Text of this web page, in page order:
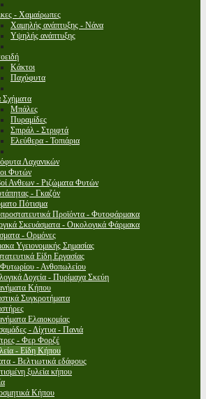
- Χαμαίρωπες
Χαμηλής ανάπτυξης - Νάνα
Υψηλής ανάπτυξης
Κάκτοι
Παχύφυτα
Μπάλες
Πυραμίδες
Σπιράλ - Στριφτά
Ελεύθερα - Τοπιάρια
Λαχανικών
Φυτών
Ανθεων - Ριζώματα Φυτών
- Γκαζόν
Πότισμα
Προϊόντα - Φυτοφάρμακα
Σκευάσματα - Οικολογικά Φάρμακα
- Ορμόνες
Υγειονομικής Σημασίας
Είδη Εργασίας
- Ανθοπωλείου
Δοχεία - Πυρίμαχα Σκεύη
Κήπου
Συγκροτήματα
Ελαιοκομίας
- Δίχτυα - Πανιά
- Φερ Φορζέ
- Είδη Κήπου
- Βελτιωτικά εδάφους
ξυλεία κήπου
Κήπου